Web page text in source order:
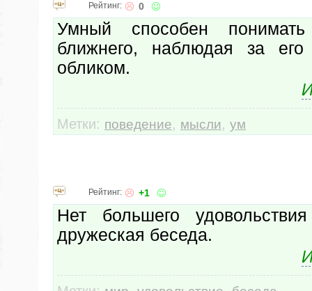
Рейтинг: 0
Умный способен
ближнего, наблюдая за
обликом.
Метки: поведение, мысли, ум
Рейтинг: +1
Нет большего
дружеская беседа.